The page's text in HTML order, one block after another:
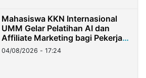
Mahasiswa KKN Internasional
UMM Gelar Pelatihan AI dan
Affiliate Marketing bagi Pekerja
Migran Indonesia di Taiwan
04/08/2026 - 17:24